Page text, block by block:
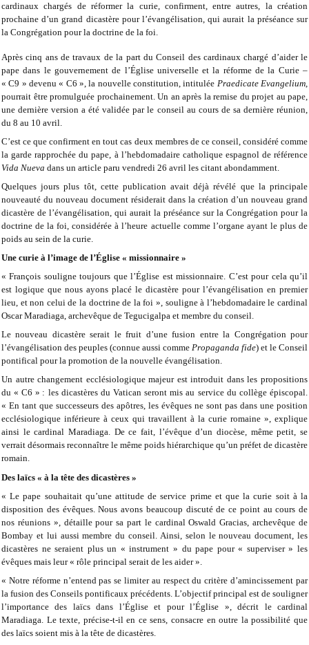
cardinaux chargés de réformer la curie, confirment, entre autres, la création
prochaine d’un grand dicastère pour l’évangélisation, qui aurait la préséance sur
la Congrégation pour la doctrine de la foi.
Après cinq ans de travaux de la part du Conseil des cardinaux chargé d’aider le
pape dans le gouvernement de l’Église universelle et la réforme de la Curie –
« C9 » devenu « C6 », la nouvelle constitution, intitulée Praedicate Evangelium
pourrait être promulguée prochainement. Un an après la remise du projet au pape,
une dernière version a été validée par le conseil au cours de sa dernière réunion,
du 8 au 10 avril.
C’est ce que confirment en tout cas deux membres de ce conseil, considéré comme
la garde rapprochée du pape, à l’hebdomadaire catholique espagnol de référence
Vida Nueva dans un article paru vendredi 26 avril les citant abondamment.
Quelques jours plus tôt, cette publication avait déjà révélé que la principale
nouveauté du nouveau document résiderait dans la création d’un nouveau grand
dicastère de l’évangélisation, qui aurait la préséance sur la Congrégation pour la
doctrine de la foi, considérée à l’heure actuelle comme l’organe ayant le plus de
poids au sein de la curie.
Une curie à l’image de l’Église « missionnaire »
« François souligne toujours que l’Église est missionnaire. C’est pour cela qu’il
est logique que nous ayons placé le dicastère pour l’évangélisation en premier
lieu, et non celui de la doctrine de la foi », souligne à l’hebdomadaire le cardinal
Oscar Maradiaga, archevêque de Tegucigalpa et membre du conseil.
Le nouveau dicastère serait le fruit d’une fusion entre la Congrégation pour
l’évangélisation des peuples (connue aussi comme Propaganda fide) et le Conseil
pontifical pour la promotion de la nouvelle évangélisation.
Un autre changement ecclésiologique majeur est introduit dans les propositions
du « C6 » : les dicastères du Vatican seront mis au service du collège épiscopal.
« En tant que successeurs des apôtres, les évêques ne sont pas dans une position
ecclésiologique inférieure à ceux qui travaillent à la curie romaine », explique
ainsi le cardinal Maradiaga. De ce fait, l’évêque d’un diocèse, même petit, se
verrait désormais reconnaître le même poids hiérarchique qu’un préfet de dicastère
romain.
Des laïcs « à la tête des dicastères »
« Le pape souhaitait qu’une attitude de service prime et que la curie soit à la
disposition des évêques. Nous avons beaucoup discuté de ce point au cours de
nos réunions », détaille pour sa part le cardinal Oswald Gracias, archevêque de
Bombay et lui aussi membre du conseil. Ainsi, selon le nouveau document, les
dicastères ne seraient plus un « instrument » du pape pour « superviser » les
évêques mais leur « rôle principal serait de les aider ».
« Notre réforme n’entend pas se limiter au respect du critère d’amincissement par
la fusion des Conseils pontificaux précédents. L’objectif principal est de souligner
l’importance des laïcs dans l’Église et pour l’Église », décrit le cardinal
Maradiaga. Le texte, précise-t-il en ce sens, consacre en outre la possibilité que
des laïcs soient mis à la tête de dicastères.